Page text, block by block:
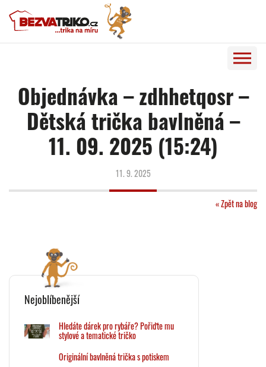
Objednávka – zdhhetqosr –
Dětská trička bavlněná –
11. 09. 2025 (15:24)
11. 9. 2025
« Zpět na blog
Nejoblíbenější
Hledáte dárek pro rybáře? Pořiďte mu
stylové a tematické tričko
Originální bavlněná trička s potiskem